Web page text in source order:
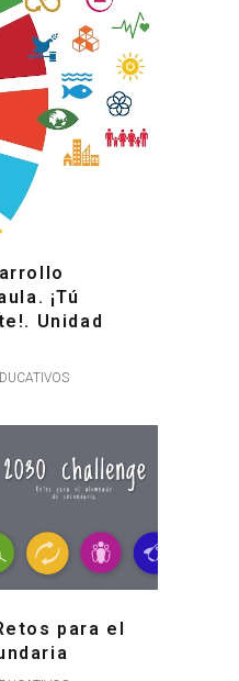
¡Tú
Unidad
para el